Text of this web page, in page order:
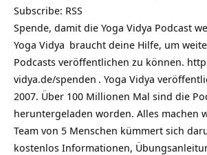
Subscribe: RSS
Spende, damit die Yoga Vidya Podcast
Yoga Vidya braucht deine Hilfe, um
Podcasts veröffentlichen zu können.
vidya.de/spenden . Yoga Vidya
2007. Über 100 Millionen Mal sind die
heruntergeladen worden. Alles machen
Team von 5 Menschen kümmert sich
kostenlos Informationen,